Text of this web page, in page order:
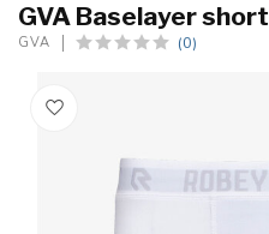
GVA Baselayer short
GVA (0)